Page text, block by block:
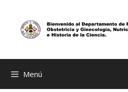
contenido
Menú